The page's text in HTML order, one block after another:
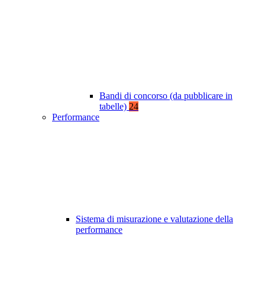
Bandi di concorso (da pubblicare in
tabelle) 24
Performance
Sistema di misurazione e valutazione della
performance